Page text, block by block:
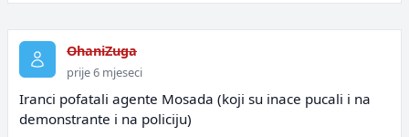
OhaniZuga
prije 6 mjeseci
Iranci pofatali agente Mosada (koji su inace pucali i na
demonstrante i na policiju)